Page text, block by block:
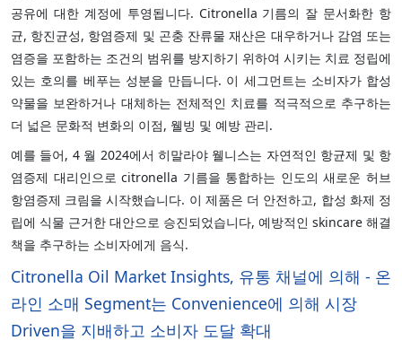
공유에 대한 계정에 투영됩니다. Citronella 기름의 잘 문서화한 항
균, 항진균성, 항염증제 및 곤충 잔류물 재산은 대우하거나 감염 또는
염증을 포함하는 조건의 범위를 방지하기 위하여 시키는 치료 정립에
있는 호의를 베푸는 성분을 만듭니다. 이 세그먼트는 소비자가 합성
약물을 보완하거나 대체하는 전체적인 치료를 적극적으로 추구하는
더 넓은 문화적 변화의 이점, 웰빙 및 예방 관리.
예를 들어, 4 월 2024에서 히말라야 웰니스는 자연적인 항균제 및 항
염증제 대리인으로 citronella 기름을 통합하는 인도의 새로운 허브
항염증제 크림을 시작했습니다. 이 제품은 더 안전하고, 합성 화제 정
립에 식물 근거한 대안으로 승진되었습니다, 예방적인 skincare 해결
책을 추구하는 소비자에게 음식.
Citronella Oil Market Insights, 유통 채널에 의해 - 온
라인 소매 Segment는 Convenience에 의해 시장
Driven을 지배하고 소비자 도달 확대